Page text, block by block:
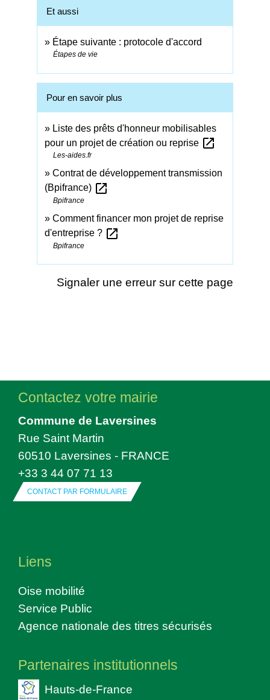
Et aussi
Étape suivante : protocole d'accord
Étapes de vie
Pour en savoir plus
Liste des prêts d'honneur mobilisables
pour un projet de création ou reprise open_in_new
Les-aides.fr
Contrat de développement transmission
(Bpifrance) open_in_new
Bpifrance
Comment financer mon projet de reprise
d'entreprise ? open_in_new
Bpifrance
Signaler une erreur sur cette page
Contactez votre mairie
Commune de Laversines
Rue Saint Martin
60510 Laversines - FRANCE
+33 3 44 07 71 13
CONTACT PAR FORMULAIRE
Liens
Oise mobilité
Service Public
Agence nationale des titres sécurisés
Partenaires institutionnels
Hauts-de-France